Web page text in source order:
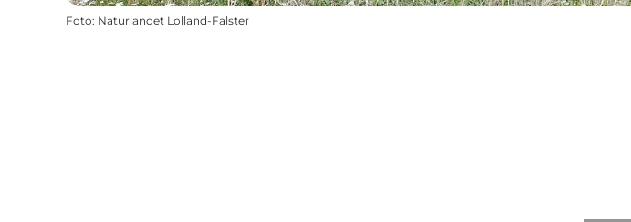
Foto: Naturlandet Lolland-Falster